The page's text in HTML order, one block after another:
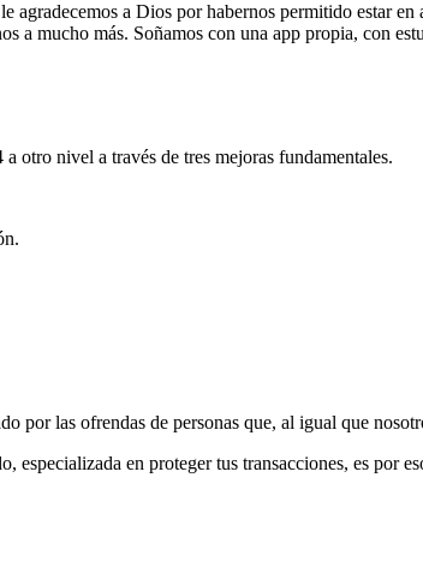
a Dios por habernos permitido estar
a mucho más. Soñamos con una app propia, con
otro nivel a través de tres mejoras fundamentales.
por las ofrendas de personas que, al igual que
especializada en proteger tus transacciones, es por